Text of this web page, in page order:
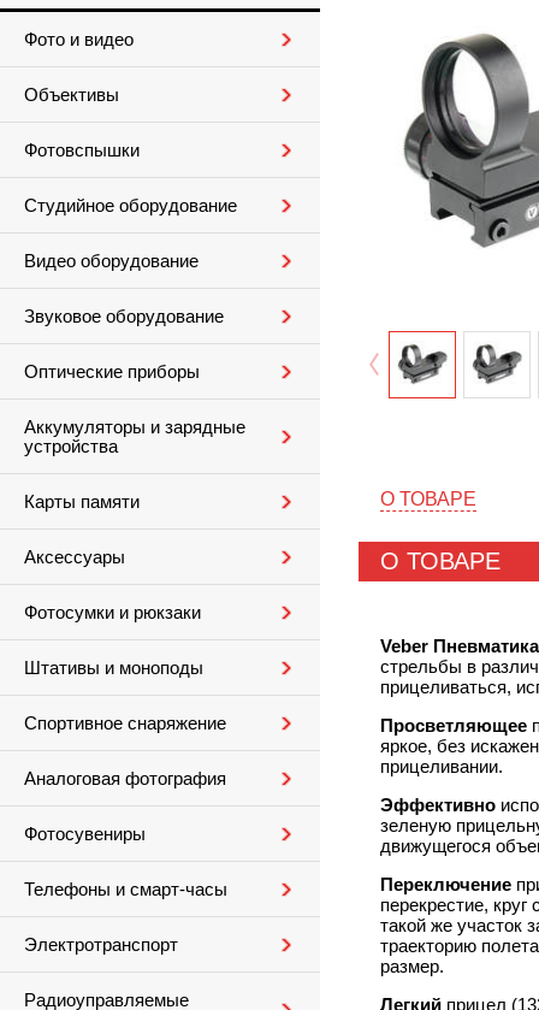
Фото и видео
Объективы
Фотовспышки
Студийное оборудование
Видео оборудование
Звуковое оборудование
Оптические приборы
Аккумуляторы и зарядные
устройства
Карты памяти
Аксессуары
Фотосумки и рюкзаки
Штативы и моноподы
Спортивное снаряжение
Аналоговая фотография
Фотосувениры
Телефоны и смарт-часы
Электротранспорт
Радиоуправляемые
О ТОВАРЕ
О ТОВАРЕ
Veber
стрельбы в
прицеливаться,
Просветляющее
яркое, без
прицеливании.
Эффективно
зеленую
движущегося
Переключение
перекрестие,
такой же участок
траекторию
размер.
Легкий прицел